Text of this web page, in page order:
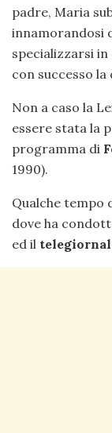
padre, Maria
innamorandosi
specializzarsi
con successo
Non a caso la
essere stata la
programma di
1990).
Qualche tempo
dove ha
ed il